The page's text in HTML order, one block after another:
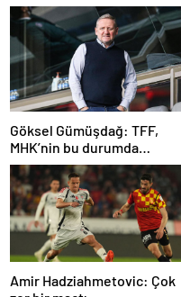
Göksel Gümüşdağ: TFF,
MHK’nin bu durumda
olmasının sorumlusudur
Amir Hadziahmetovic: Çok